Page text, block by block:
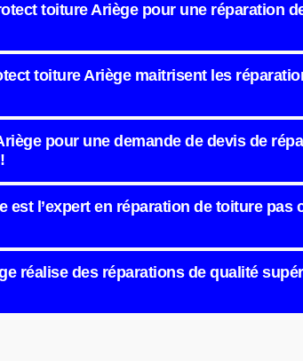
toiture Ariège pour une réparation
toiture Ariège maitrisent les
pour une demande de devis de
l’expert en réparation de toiture pas
réalise des réparations de qualité